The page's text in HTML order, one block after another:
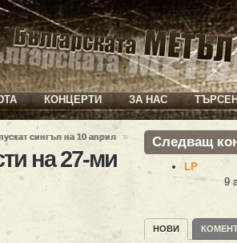
КОНЦЕРТИ ЗА НАС
сингъл на 10 април »
на 27-ми
Следващ
LP
9
НОВИ